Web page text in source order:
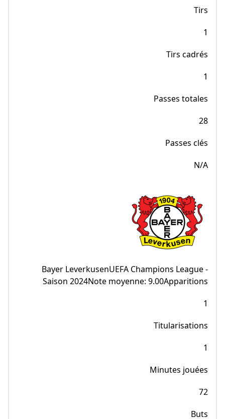
Tirs
1
Tirs cadrés
1
Passes totales
28
Passes clés
N/A
Bayer LeverkusenUEFA Champions League -
Saison 2024Note moyenne: 9.00Apparitions
1
Titularisations
1
Minutes jouées
72
Buts